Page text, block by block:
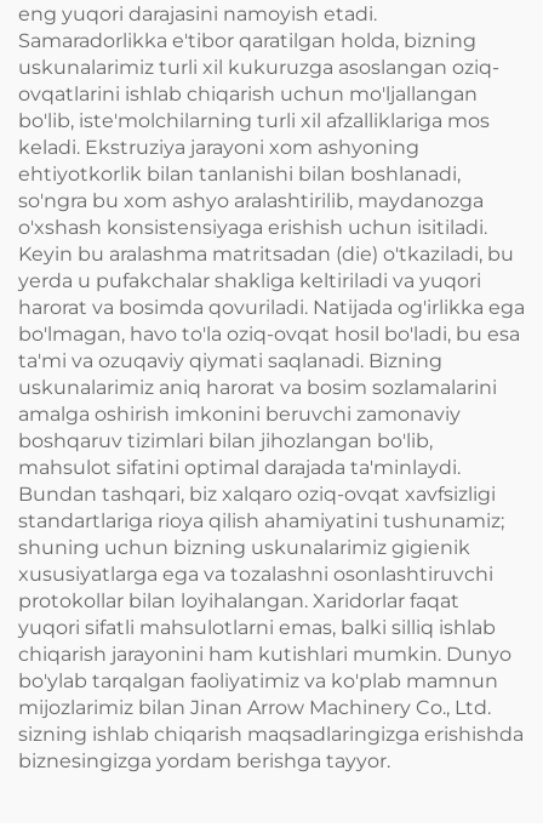
eng yuqori darajasini namoyish etadi.
Samaradorlikka e'tibor qaratilgan holda, bizning
uskunalarimiz turli xil kukuruzga asoslangan oziq-
ovqatlarini ishlab chiqarish uchun mo'ljallangan
bo'lib, iste'molchilarning turli xil afzalliklariga mos
keladi. Ekstruziya jarayoni xom ashyoning
ehtiyotkorlik bilan tanlanishi bilan boshlanadi,
so'ngra bu xom ashyo aralashtirilib, maydanozga
o'xshash konsistensiyaga erishish uchun isitiladi.
Keyin bu aralashma matritsadan (die) o'tkaziladi, bu
yerda u pufakchalar shakliga keltiriladi va yuqori
harorat va bosimda qovuriladi. Natijada og'irlikka ega
bo'lmagan, havo to'la oziq-ovqat hosil bo'ladi, bu esa
ta'mi va ozuqaviy qiymati saqlanadi. Bizning
uskunalarimiz aniq harorat va bosim sozlamalarini
amalga oshirish imkonini beruvchi zamonaviy
boshqaruv tizimlari bilan jihozlangan bo'lib,
mahsulot sifatini optimal darajada ta'minlaydi.
Bundan tashqari, biz xalqaro oziq-ovqat xavfsizligi
standartlariga rioya qilish ahamiyatini tushunamiz;
shuning uchun bizning uskunalarimiz gigienik
xususiyatlarga ega va tozalashni osonlashtiruvchi
protokollar bilan loyihalangan. Xaridorlar faqat
yuqori sifatli mahsulotlarni emas, balki silliq ishlab
chiqarish jarayonini ham kutishlari mumkin. Dunyo
bo'ylab tarqalgan faoliyatimiz va ko'plab mamnun
mijozlarimiz bilan Jinan Arrow Machinery Co., Ltd.
sizning ishlab chiqarish maqsadlaringizga erishishda
biznesingizga yordam berishga tayyor.